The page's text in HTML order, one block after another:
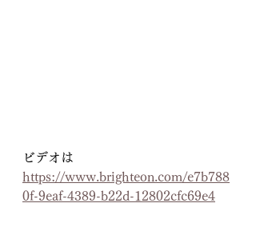
ビデオは
https://www.brighteon.com/e7b788
0f-9eaf-4389-b22d-12802cfc69e4